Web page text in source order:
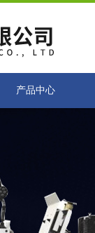
产品中心